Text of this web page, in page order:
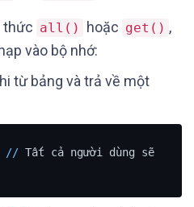
thức all() hoặc get() ,
vào bộ nhớ:
từ bảng và trả về một
// Tất cả người dùng sẽ